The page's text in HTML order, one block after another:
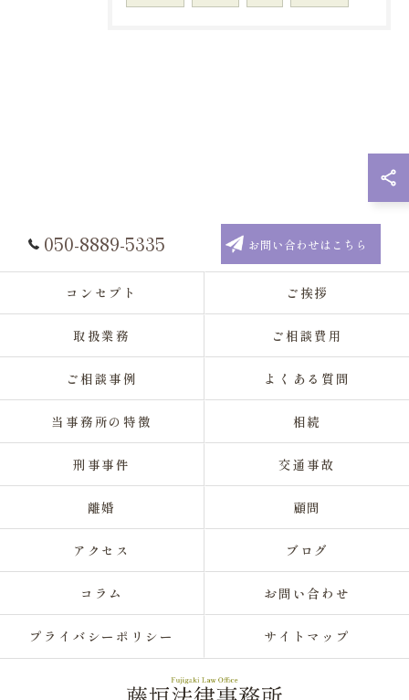
050-8889-5335 お問い合わせはこちら
コンセプト ご挨拶
取扱業務 ご相談費用
ご相談事例 よくある質問
当事務所の特徴 相続
刑事事件 交通事故
離婚 顧問
アクセス ブログ
コラム お問い合わせ
プライバシーポリシー サイトマップ